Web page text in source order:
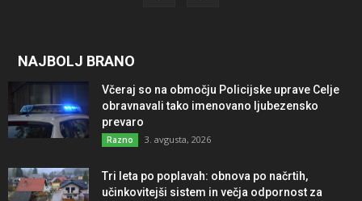
NAJBOLJ BRANO
Včeraj so na območju Policijske uprave Celje
obravnavali tako imenovano ljubezensko
prevaro
Razno 3. avgusta, 2026
Tri leta po poplavah: obnova po načrtih,
učinkovitejši sistem in večja odpornost za